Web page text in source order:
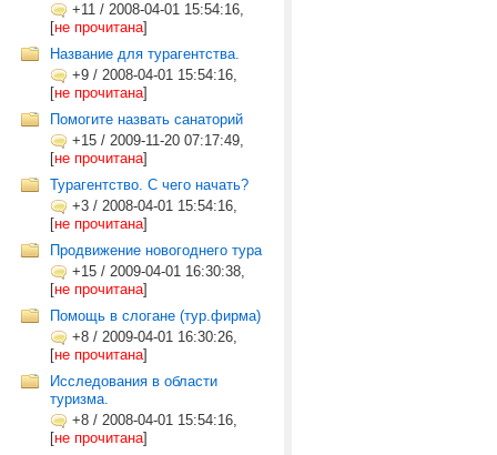
+11 / 2008-04-01 15:54:16,
[не прочитана]
Название для турагентства.
+9 / 2008-04-01 15:54:16,
[не прочитана]
Помогите назвать санаторий
+15 / 2009-11-20 07:17:49,
[не прочитана]
Турагентство. С чего начать?
+3 / 2008-04-01 15:54:16,
[не прочитана]
Продвижение новогоднего тура
+15 / 2009-04-01 16:30:38,
[не прочитана]
Помощь в слогане (тур.фирма)
+8 / 2009-04-01 16:30:26,
[не прочитана]
Исследования в области
туризма.
+8 / 2008-04-01 15:54:16,
[не прочитана]